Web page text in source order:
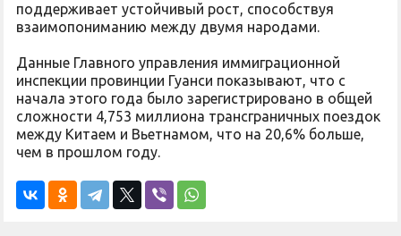
поддерживает устойчивый рост, способствуя
взаимопониманию между двумя народами.
Данные Главного управления иммиграционной
инспекции провинции Гуанси показывают, что с
начала этого года было зарегистрировано в общей
сложности 4,753 миллиона трансграничных поездок
между Китаем и Вьетнамом, что на 20,6% больше,
чем в прошлом году.